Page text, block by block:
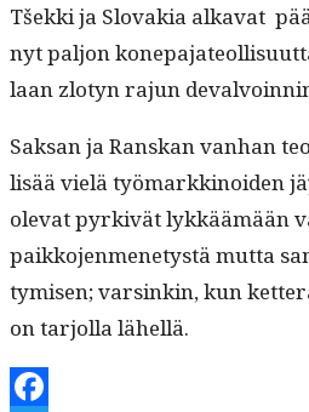
Tšek­ki ja Slo­va­kia alka­vat
nyt paljon
laan zlo­tyn rajun
Sak­san ja Ran­skan van­han
lisää vielä työ­markki­noiden
ole­vat pyrkivät lykkäämään
paikko­jen­mene­tys­tä mut­ta
tymisen; varsinkin, kun
on tar­jol­la lähellä.